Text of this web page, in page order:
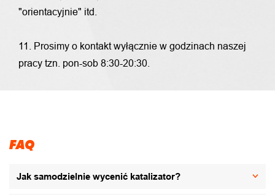
"orientacyjnie" itd.
11. Prosimy o kontakt wyłącznie w godzinach naszej
pracy tzn. pon-sob 8:30-20:30.
FAQ
Jak samodzielnie wycenić katalizator?